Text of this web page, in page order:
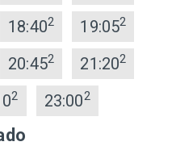
18:402 19:052
20:452 21:202
2 23:002